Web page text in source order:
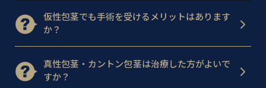
仮性包茎でも手術を受けるメリットはあります
か？
真性包茎・カントン包茎は治療した方がよいで
すか？